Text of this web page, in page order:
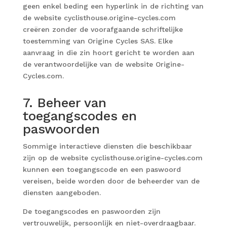
geen enkel beding een hyperlink in de richting van
de website cyclisthouse.origine-cycles.com
creëren zonder de voorafgaande schriftelijke
toestemming van Origine Cycles SAS. Elke
aanvraag in die zin hoort gericht te worden aan
de verantwoordelijke van de website Origine-
Cycles.com.
7. Beheer van
toegangscodes en
paswoorden
Sommige interactieve diensten die beschikbaar
zijn op de website cyclisthouse.origine-cycles.com
kunnen een toegangscode en een paswoord
vereisen, beide worden door de beheerder van de
diensten aangeboden.
De toegangscodes en paswoorden zijn
vertrouwelijk, persoonlijk en niet-overdraagbaar.